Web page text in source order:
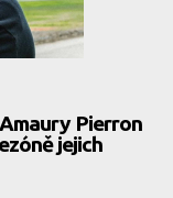
Pierron
jejich